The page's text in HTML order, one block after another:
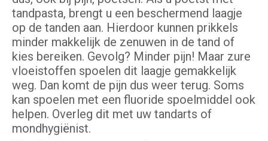
tandpasta, brengt u een beschermend laagje
op de tanden aan. Hierdoor kunnen prikkels
minder makkelijk de zenuwen in de tand of
kies bereiken. Gevolg? Minder pijn! Maar zure
vloeistoffen spoelen dit laagje gemakkelijk
weg. Dan komt de pijn dus weer terug. Soms
kan spoelen met een fluoride spoelmiddel ook
helpen. Overleg dit met uw tandarts of
mondhygiënist.